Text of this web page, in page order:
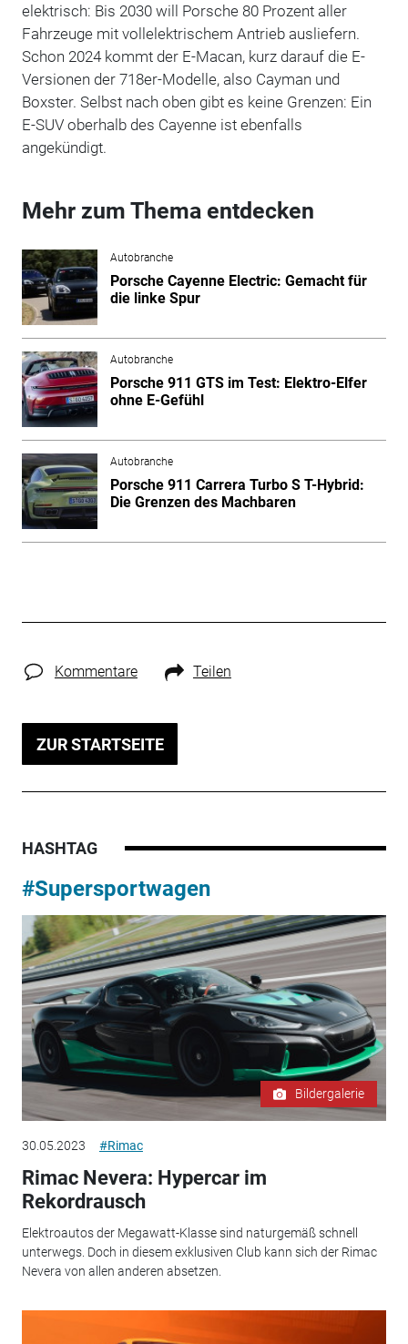
elektrisch: Bis 2030 will Porsche 80 Prozent aller
Fahrzeuge mit vollelektrischem Antrieb ausliefern.
Schon 2024 kommt der E-Macan, kurz darauf die E-
Versionen der 718er-Modelle, also Cayman und
Boxster. Selbst nach oben gibt es keine Grenzen: Ein
E-SUV oberhalb des Cayenne ist ebenfalls
angekündigt.
Mehr zum Thema entdecken
Autobranche
Porsche Cayenne Electric: Gemacht für
die linke Spur
Autobranche
Porsche 911 GTS im Test: Elektro-Elfer
ohne E-Gefühl
Autobranche
Porsche 911 Carrera Turbo S T-Hybrid:
Die Grenzen des Machbaren
Kommentare Teilen
ZUR STARTSEITE
HASHTAG
#Supersportwagen
Bildergalerie
30.05.2023 #Rimac
Rimac Nevera: Hypercar im
Rekordrausch
Elektroautos der Megawatt-Klasse sind naturgemäß schnell
unterwegs. Doch in diesem exklusiven Club kann sich der Rimac
Nevera von allen anderen absetzen.